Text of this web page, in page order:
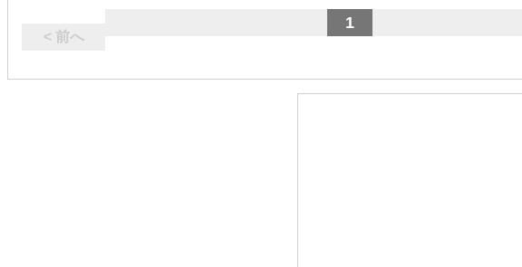
< 前へ
1